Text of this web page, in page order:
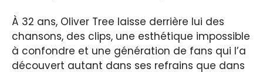
À 32 ans, Oliver Tree laisse derrière lui des
chansons, des clips, une esthétique impossible
à confondre et une génération de fans qui l’a
découvert autant dans ses refrains que dans